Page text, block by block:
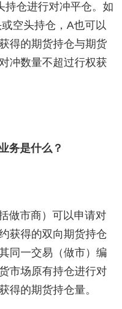
持仓进行对冲平仓。如
空头持仓，A也可以
得的期货持仓与期货
冲数量不超过行权获
务是什么？
做市商）可以申请对
获得的双向期货持仓
同一交易（做市）编
市场原有持仓进行对
得的期货持仓量。